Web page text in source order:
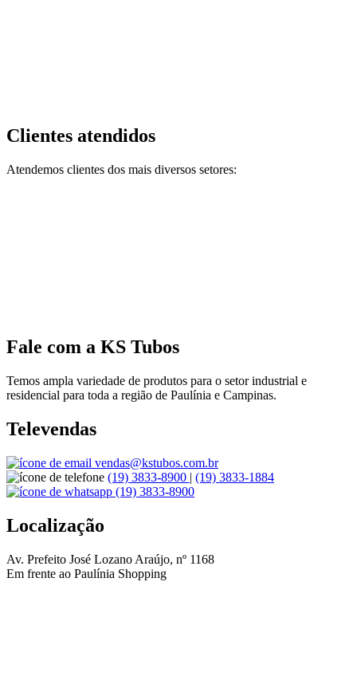
Clientes atendidos
Atendemos clientes dos mais diversos setores:
Fale com a KS Tubos
Temos ampla variedade de produtos para o setor industrial e
residencial para toda a região de Paulínia e Campinas.
Televendas
vendas@kstubos.com.br
(19) 3833-8900 | (19) 3833-1884
(19) 3833-8900
Localização
Av. Prefeito José Lozano Araújo, nº 1168
Em frente ao Paulínia Shopping